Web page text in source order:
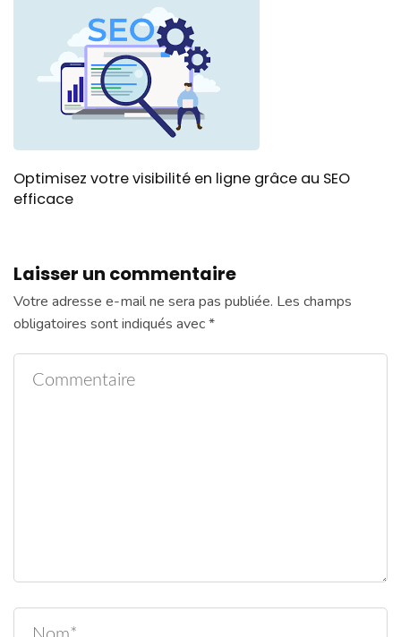
Optimisez votre visibilité en ligne grâce au SEO
efficace
Laisser un commentaire
Votre adresse e-mail ne sera pas publiée. Les champs
obligatoires sont indiqués avec*